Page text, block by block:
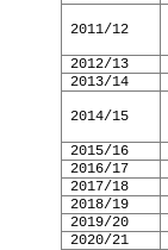
2011/12
2012/13
2013/14
2014/15
2015/16
2016/17
2017/18
2018/19
2019/20
2020/21